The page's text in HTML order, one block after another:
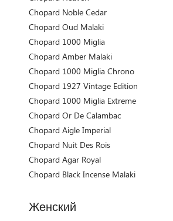
Chopard Noble Cedar
Chopard Oud Malaki
Chopard 1000 Miglia
Chopard Amber Malaki
Chopard 1000 Miglia Chrono
Chopard 1927 Vintage Edition
Chopard 1000 Miglia Extreme
Chopard Or De Calambac
Chopard Aigle Imperial
Chopard Nuit Des Rois
Chopard Agar Royal
Chopard Black Incense Malaki
Женский